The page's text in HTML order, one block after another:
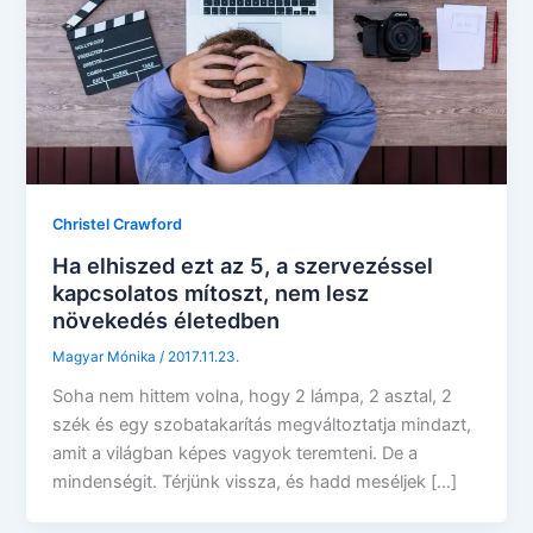
Christel Crawford
Ha elhiszed ezt az 5, a szervezéssel
kapcsolatos mítoszt, nem lesz
növekedés életedben
Magyar Mónika/ 2017.11.23.
Soha nem hittem volna, hogy 2 lámpa, 2 asztal, 2
szék és egy szobatakarítás megváltoztatja mindazt,
amit a világban képes vagyok teremteni. De a
mindenségit. Térjünk vissza, és hadd meséljek […]